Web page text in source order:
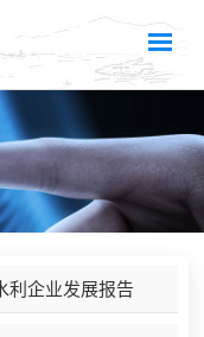
利企业发展报告